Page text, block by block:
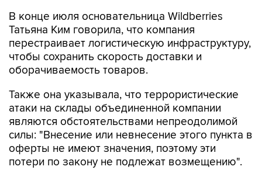
В конце июля основательница Wildberries
Татьяна Ким говорила, что компания
перестраивает логистическую инфраструктуру,
чтобы сохранить скорость доставки и
оборачиваемость товаров.
Также она указывала, что террористические
атаки на склады объединенной компании
являются обстоятельствами непреодолимой
силы: "Внесение или невнесение этого пункта в
оферты не имеют значения, поэтому эти
потери по закону не подлежат возмещению".